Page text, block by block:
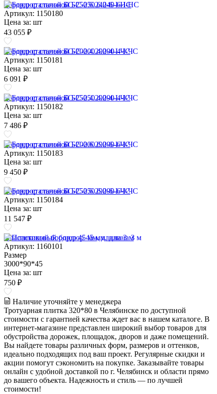
Бордюр стальной БС-250.6.240-6-I-НС
Артикул: 1150180
Цена за: шт
43 055 ₽
Бордюр стальной БС-200.4.290-4-I-ЧС
Артикул: 1150181
Цена за: шт
6 091 ₽
Бордюр стальной БС-250.4.290-4-I-ЧС
Артикул: 1150182
Цена за: шт
7 486 ₽
Бордюр стальной БС-200.6.290-6-I-ЧС
Артикул: 1150183
Цена за: шт
9 450 ₽
Бордюр стальной БС-250.6.290-6-I-ЧС
Артикул: 1150184
Цена за: шт
11 547 ₽
Пластиковый бордюр 45 мм, длина 3 м
Артикул: 1160101
Размер
3000*90*45
Цена за: шт
750 ₽
Наличие уточняйте у менеджера
Тротуарная плитка 320*80 в Челябинске по доступной
стоимости с гарантией качества ждет вас в нашем каталоге. В
интернет-магазине представлен широкий выбор товаров для
обустройства дорожек, площадок, дворов и даже помещений.
Вы найдете товары различных форм, размеров и оттенков,
идеально подходящих под ваш проект. Регулярные скидки и
акции помогут сэкономить на покупке. Заказывайте товары
онлайн с удобной доставкой по г. Челябинск и области прямо
до вашего объекта. Надежность и стиль — по лучшей
стоимости!